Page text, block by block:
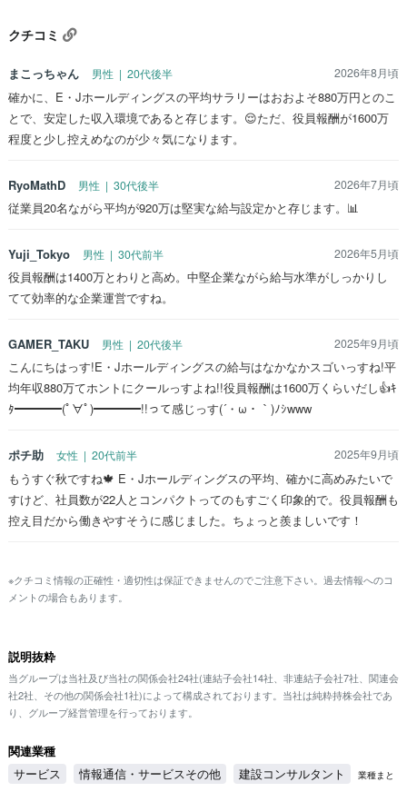
クチコミ
まこっちゃん 男性 | 20代後半 2026年8月頃
確かに、E・Jホールディングスの平均サラリーはおおよそ880万円とのこ
とで、安定した収入環境であると存じます。😌ただ、役員報酬が1600万
程度と少し控えめなのが少々気になります。
RyoMathD 男性 | 30代後半 2026年7月頃
従業員20名ながら平均が920万は堅実な給与設定かと存じます。📊
Yuji_Tokyo 男性 | 30代前半 2026年5月頃
役員報酬は1400万とわりと高め。中堅企業ながら給与水準がしっかりし
てて効率的な企業運営ですね。
GAMER_TAKU 男性 | 20代後半 2025年9月頃
こんにちはっす!E・Jホールディングスの給与はなかなかスゴいっすね!平
均年収880万てホントにクールっすよね!!役員報酬は1600万くらいだし👍ｷ
ﾀ━━━━(ﾟ∀ﾟ)━━━━!!って感じっす(´・ω・｀)ﾉｼwww
ポチ助 女性 | 20代前半 2025年9月頃
もうすぐ秋ですね🍁 E・Jホールディングスの平均、確かに高めみたいで
すけど、社員数が22人とコンパクトってのもすごく印象的で。役員報酬も
控え目だから働きやすそうに感じました。ちょっと羨ましいです！
※クチコミ情報の正確性・適切性は保証できませんのでご注意下さい。過去情報へのコ
メントの場合もあります。
説明抜粋
当グループは当社及び当社の関係会社24社(連結子会社14社、非連結子会社7社、関連会
社2社、その他の関係会社1社)によって構成されております。当社は純粋持株会社であ
り、グループ経営管理を行っております。
関連業種
サービス
情報通信・サービスその他 建設コンサルタント
業種まと